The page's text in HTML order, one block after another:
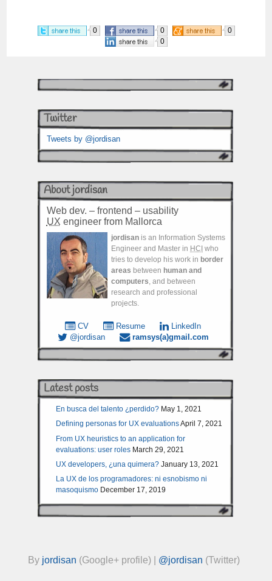
0 0
0
0
Twitter
Tweets by @jordisan
About jordisan
Web dev. – frontend – usability
UX engineer from Mallorca
jordisan is an Information Systems
Engineer and Master in HCI who
tries to develop his work in border
areas between human and
computers , and between
research and professional
projects.
CV Resume
LinkedIn
@jordisan
ramsys(a)gmail.com
Latest posts
En busca del talento ¿perdido? May 1, 2021
Defining personas for UX evaluationsApril 7, 2021
From UX heuristics to an application for
evaluations: user roles March 29, 2021
UX developers, ¿una quimera? January 13, 2021
La UX de los programadores: ni esnobismo ni
masoquismo December 17, 2019
By jordisan (Google+ profile) | @jordisan (Twitter)